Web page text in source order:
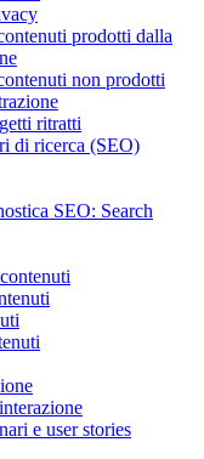
prodotti dalla
non prodotti
ritratti
di ricerca (SEO)
SEO: Search
e user stories